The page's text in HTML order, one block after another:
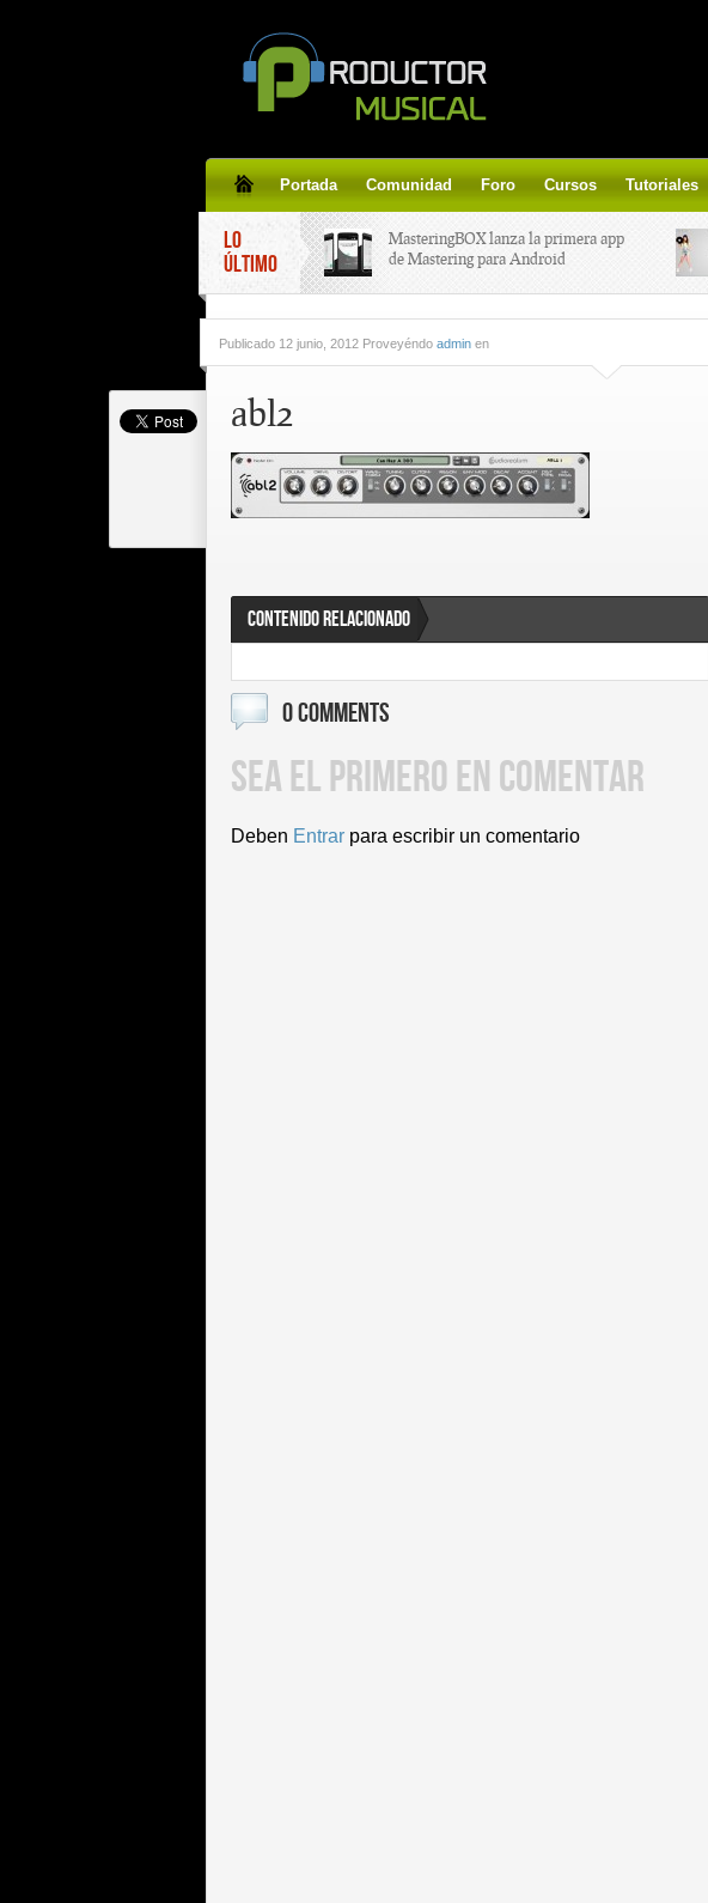
Portada Comunidad Foro Cursos Tutoriales
LO
ÚLTIMO
MasteringBOX lanza la primera app
de Mastering para Android
line gratis!
Tutorial de CLA Effects, aprende a
aplicar efectos a tus voces.
Publicado 12 junio, 2012 Proveyéndo admin en
abl2
CONTENIDO RELACIONADO
0 COMMENTS
SEA EL PRIMERO EN COMENTAR
Deben Entrar para escribir un comentario